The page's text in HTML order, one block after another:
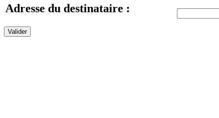
Adresse du destinataire :